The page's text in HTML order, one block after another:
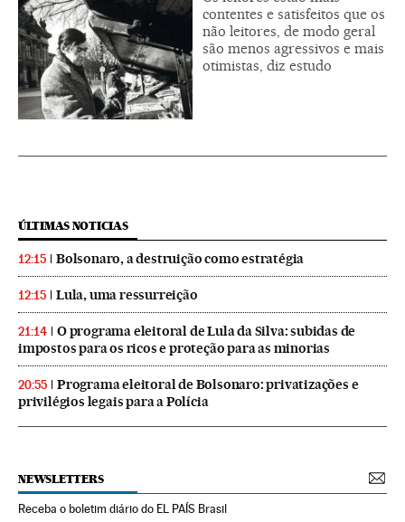
contentes e satisfeitos que os
não leitores, de modo geral
são menos agressivos e mais
otimistas, diz estudo
ÚLTIMAS NOTICIAS
12:15 Bolsonaro, a destruição como estratégia
12:15 Lula, uma ressurreição
21:14
O programa eleitoral de Lula da Silva: subidas de
impostos para os ricos e proteção para as minorias
20:55
Programa eleitoral de Bolsonaro: privatizações e
privilégios legais para a Polícia
NEWSLETTERS
Receba o boletim diário do EL PAÍS Brasil